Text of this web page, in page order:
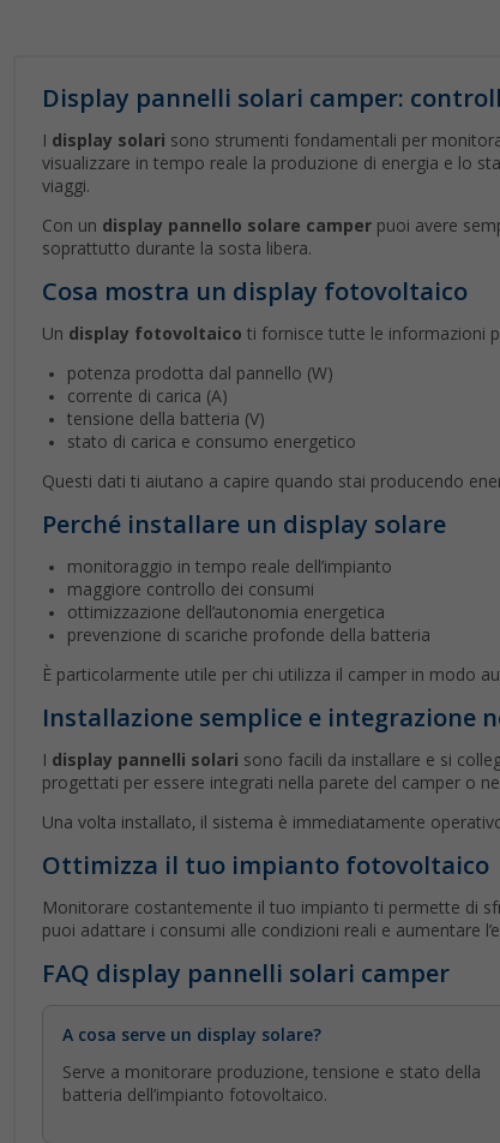
Display pannelli solari camper:
I display solari sono strumenti fondamentali per
visualizzare in tempo reale la produzione di energia e lo
viaggi.
Con un display pannello solare camper puoi avere
soprattutto durante la sosta libera.
Cosa mostra un display fotovoltaico
Un display fotovoltaico ti fornisce tutte le informazioni
potenza prodotta dal pannello (W)
corrente di carica (A)
tensione della batteria (V)
stato di carica e consumo energetico
Questi dati ti aiutano a capire quando stai producendo
Perché installare un display solare
monitoraggio in tempo reale dell’impianto
maggiore controllo dei consumi
ottimizzazione dell’autonomia energetica
prevenzione di scariche profonde della batteria
È particolarmente utile per chi utilizza il camper in modo
Installazione semplice e integrazione
I display pannelli solari sono facili da installare e si
progettati per essere integrati nella parete del camper o
Una volta installato, il sistema è immediatamente
Ottimizza il tuo impianto fotovoltaico
Monitorare costantemente il tuo impianto ti permette di
puoi adattare i consumi alle condizioni reali e aumentare
FAQ display pannelli solari camper
A cosa serve un display solare?
Serve a monitorare produzione, tensione e stato della
batteria dell’impianto fotovoltaico.